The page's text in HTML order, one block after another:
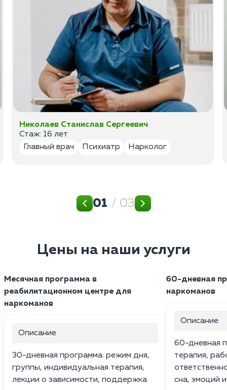
Николаев Станислав Сергеевич
Стаж: 16 лет
Главный врач
Психиатр Нарколог
01 / 03
Цены на наши услуги
Месячная программа в
реабилитационном центре для
наркоманов
Описание
30-дневная программа: режим дня,
группы, индивидуальная терапия,
лекции о зависимости, поддержка
60-дневная
наркоманов
Описание
60-дневная
терапия,
сна, эмоций